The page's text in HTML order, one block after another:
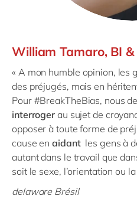
William Tamaro, BI
« A mon humble opinion, les
des préjugés, mais en
Pour #BreakTheBias, nous
interroger au sujet de
opposer à toute forme de
cause enaidant les gens à
autant dans le travail que
soit le sexe, l’orientation ou
delaware Brésil